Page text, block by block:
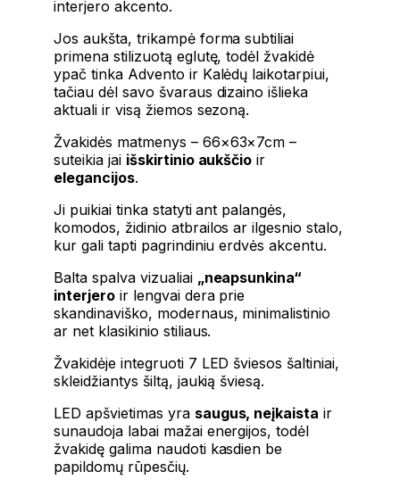
interjero akcento.
Jos aukšta, trikampė forma subtiliai
primena stilizuotą eglutę, todėl žvakidė
ypač tinka Advento ir Kalėdų laikotarpiui,
tačiau dėl savo švaraus dizaino išlieka
aktuali ir visą žiemos sezoną.
Žvakidės matmenys – 66×63×7cm –
suteikia jai išskirtinio aukščio ir
elegancijos.
Ji puikiai tinka statyti ant palangės,
komodos, židinio atbrailos ar ilgesnio stalo,
kur gali tapti pagrindiniu erdvės akcentu.
Balta spalva vizualiai „neapsunkina“
interjeroir lengvai dera prie
skandinaviško, modernaus, minimalistinio
ar net klasikinio stiliaus.
Žvakidėje integruoti 7 LED šviesos šaltiniai,
skleidžiantys šiltą, jaukią šviesą.
LED apšvietimas yra saugus, neįkaista ir
sunaudoja labai mažai energijos, todėl
žvakidę galima naudoti kasdien be
papildomų rūpesčių.